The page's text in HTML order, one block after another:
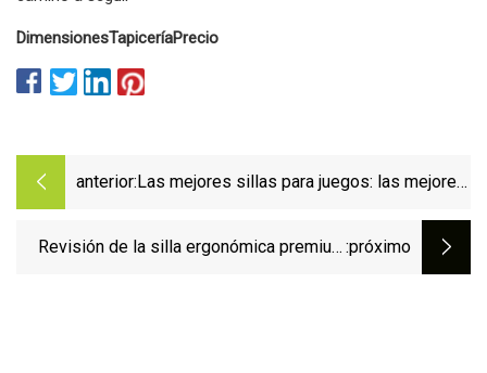
DimensionesTapiceríaPrecio
anterior: Las mejores sillas para juegos: las mejores
cómodamente
Revisión de la silla ergonómica premium :próximo